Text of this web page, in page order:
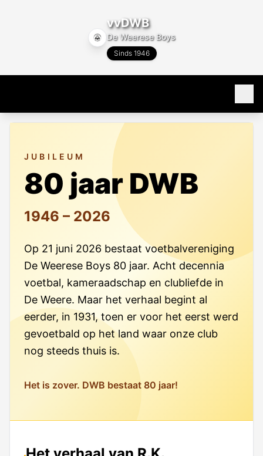
vvDWB
De Weerese Boys
Sinds 1946
80 jaar
Programma & Uitslagen
Programma
Teams
Alle teams
Club info
Bestuur
Regels & omgangsnormen
Adres & contactgegevens
Club van 50
Historie
Trainingsdagen/tijden
Aanmelden nieuw lid
Kledingfonds
Vrijwilligerstaken
Sponsoren
Overzicht sponsoren
Sponsor worden
JUBILEUM
80 jaar DWB
1946 – 2026
Op 21 juni 2026 bestaat voetbalvereniging
De Weerese Boys 80 jaar. Acht decennia
voetbal, kameraadschap en clubliefde in
De Weere. Maar het verhaal begint al
eerder, in 1931, toen er voor het eerst werd
gevoetbald op het land waar onze club
nog steeds thuis is.
Het is zover. DWB bestaat 80 jaar!